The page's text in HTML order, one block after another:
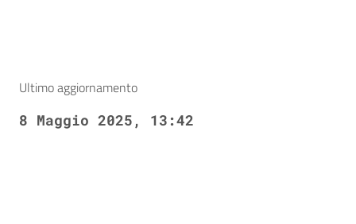
Ultimo aggiornamento
8 Maggio 2025, 13:42